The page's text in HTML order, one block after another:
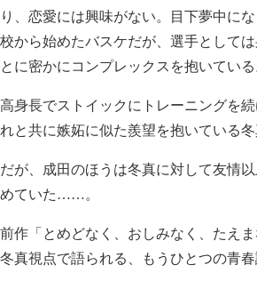
り、恋愛には興味がない。目下夢中に
校から始めたバスケだが、選手として
とに密かにコンプレックスを抱いている
高身長でストイックにトレーニングを
れと共に嫉妬に似た羨望を抱いている冬
だが、成田のほうは冬真に対して友情
めていた……。
前作「とめどなく、おしみなく、たえ
冬真視点で語られる、もうひとつの青春